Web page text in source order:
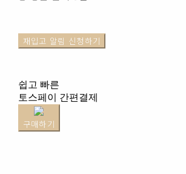
재입고 알림 신청하기
쉽고 빠른
토스페이 간편결제
구매하기